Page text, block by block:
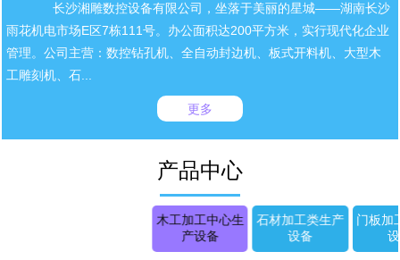
长沙湘雕数控设备有限公司，坐落于美丽的星城——湖南长沙
雨花机电市场E区7栋111号。办公面积达200平方米，实行现代化企业
管理。公司主营：数控钻孔机、全自动封边机、板式开料机、大型木
工雕刻机、石...
更多
产品中心
木工加工中心生
产设备
石材加工类生产
设备
门板加